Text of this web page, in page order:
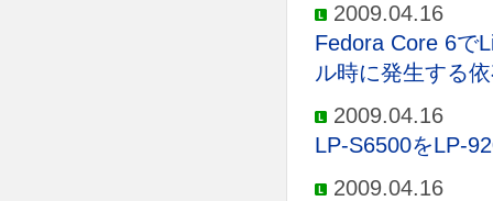
2009.04.16
Fedora Core 6で
ル時に発生する
2009.04.16
LP-S6500をLP-
2009.04.16